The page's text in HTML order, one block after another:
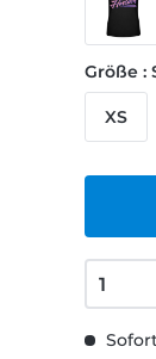
Größe :
XS